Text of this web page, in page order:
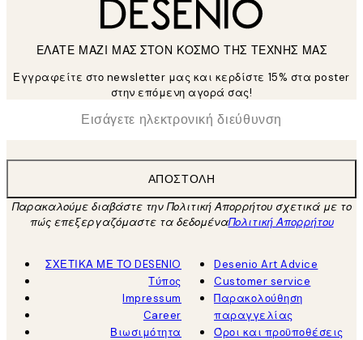
ΕΛΑΤΕ ΜΑΖΙ ΜΑΣ ΣΤΟΝ ΚΟΣΜΟ ΤΗΣ ΤΕΧΝΗΣ ΜΑΣ
Εγγραφείτε στο newsletter μας και κερδίστε 15% στα poster
στην επόμενη αγορά σας!
Ηλεκτρονική Διεύθυνση
ΑΠΟΣΤΟΛΉ
Παρακαλούμε διαβάστε την Πολιτική Απορρήτου σχετικά με το
πώς επεξεργαζόμαστε τα δεδομέναΠολιτική Απορρήτου
ΣΧΕΤΙΚΑ ΜΕ ΤΟ DESENIO
Τύπος
Impressum
Career
Βιωσιμότητα
Desenio Art Advice
Customer service
Παρακολούθηση
παραγγελίας
Όροι και προϋποθέσεις